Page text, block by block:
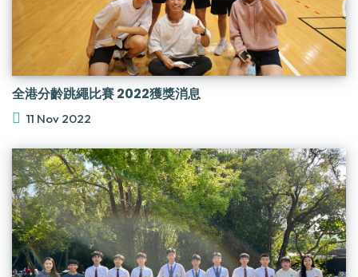
全港分齡跳繩比賽 2022獲獎消息
11 Nov 2022